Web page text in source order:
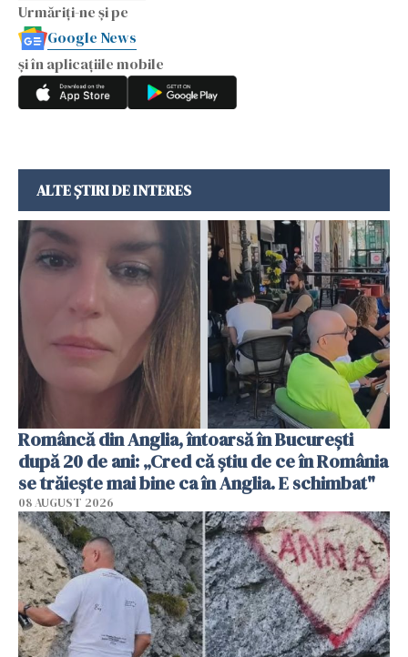
Urmăriți-ne și pe
Google News
și în aplicațiile mobile
ALTE ȘTIRI DE INTERES
Româncă din Anglia, întoarsă în București
după 20 de ani: „Cred că știu de ce în România
se trăiește mai bine ca în Anglia. E schimbat"
08 AUGUST 2026